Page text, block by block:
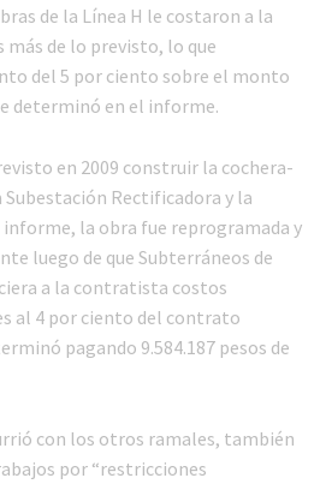
de la Línea H le costaron a la
más de lo previsto, lo que
del 5 por ciento sobre el monto
determinó en el informe.
en 2009 construir la cochera-
Rectificadora y la
informe, la obra fue reprogramada y
luego de que Subterráneos de
a la contratista costos
al 4 por ciento del contrato
pagando 9.584.187 pesos de
con los otros ramales, también
por “restricciones